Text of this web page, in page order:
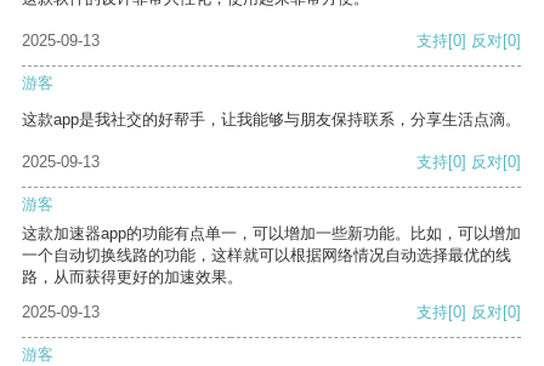
2025-09-13 支持[0] 反对[0]
游客
这款app是我社交的好帮手，让我能够与朋友保持联系，分享生活点滴。
2025-09-13 支持[0] 反对[0]
游客
这款加速器app的功能有点单一，可以增加一些新功能。比如，可以增加
一个自动切换线路的功能，这样就可以根据网络情况自动选择最优的线
路，从而获得更好的加速效果。
2025-09-13
支持[0] 反对[0]
游客